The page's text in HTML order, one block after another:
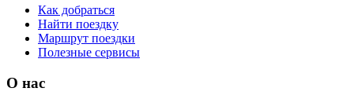
Как добраться
Найти поездку
Маршрут поездки
Полезные сервисы
О нас